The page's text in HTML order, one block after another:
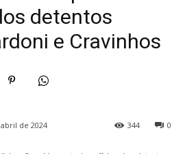
detentos
e Cravinhos
de 2024 0
344